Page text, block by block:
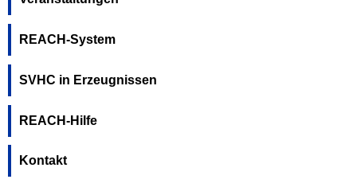
REACH-System
SVHC in Erzeugnissen
REACH-Hilfe
Kontakt